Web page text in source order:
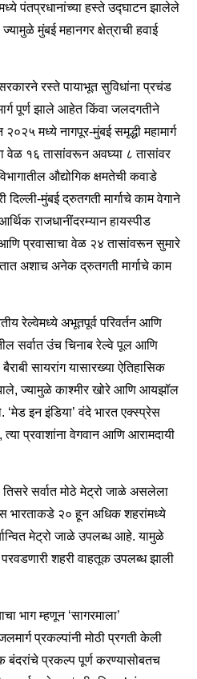
पंतप्रधानांच्या हस्ते उद्घाटन झालेले
मुंबई महानगर क्षेत्राची हवाई
रस्ते पायाभूत सुविधांना प्रचंड
पूर्ण झाले आहेत किंवा जलदगतीने
मध्ये नागपूर-मुंबई समृद्धी महामार्ग
वेळ १६ तासांवरून अवघ्या ८ तासांवर
औद्योगिक क्षमतेची कवाडे
मुंबई द्रुतगती मार्गाचे काम वेगाने
राजधानींदरम्यान हायस्पीड
आणि प्रवासाचा वेळ २४ तासांवरून सुमारे
अशाच अनेक द्रुतगती मार्गाचे काम
रेल्वेमध्ये अभूतपूर्व परिवर्तन आणि
सर्वात उंच चिनाब रेल्वे पूल आणि
बैराबी सायरांग यासारख्या ऐतिहासिक
ज्यामुळे काश्मीर खोरे आणि आयझॉल
‘मेड इन इंडिया’ वंदे भारत एक्स्प्रेस
प्रवाशांना वेगवान आणि आरामदायी
सर्वात मोठे मेट्रो जाळे असलेला
भारताकडे २० हून अधिक शहरांमध्ये
मेट्रो जाळे उपलब्ध आहे. यामुळे
परवडणारी शहरी वाहतूक उपलब्ध झाली
भाग म्हणून ‘सागरमाला’
प्रकल्पांनी मोठी प्रगती केली
प्रकल्प पूर्ण करण्यासोबतच